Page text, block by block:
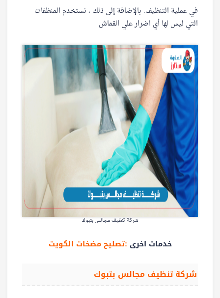
في عملية التنظيف. بالإضافة إلى ذلك ، نستخدم المنظفات
التي ليس لها أي اضرار علي القماش
شركة تنظيف مجالس بتبوك
خدمات اخرى :تصليح مضخات الكويت
شركة تنظيف مجالس بتبوك